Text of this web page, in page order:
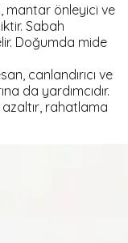
mantar önleyici ve
Sabah
Doğumda mide
canlandırıcı ve
da yardımcıdır.
rahatlama